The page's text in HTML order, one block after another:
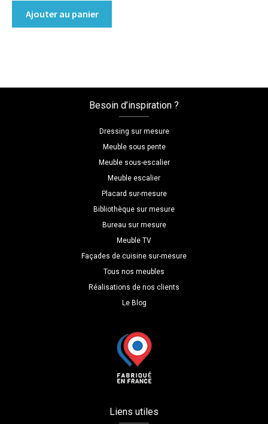
Ajouter au panier
Besoin d’inspiration ?
Dressing sur mesure
Meuble sous pente
Meuble sous-escalier
Meuble escalier
Placard sur-mesure
Bibliothèque sur mesure
Bureau sur mesure
Meuble TV
Façades de cuisine sur-mesure
Tous nos meubles
Réalisations de nos clients
Le Blog
Liens utiles